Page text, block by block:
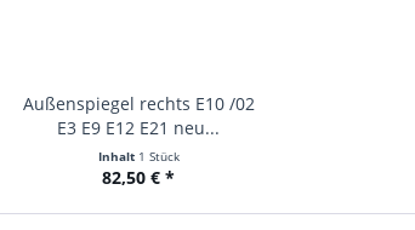
Außenspiegel rechts E10 /02
E3 E9 E12 E21 neu...
Inhalt 1 Stück
82,50 € *